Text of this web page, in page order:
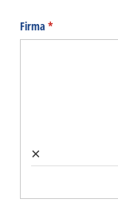
Firma *
(richiesto)
×